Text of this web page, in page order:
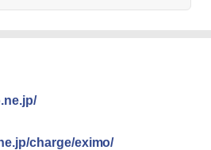
charge/eximo/